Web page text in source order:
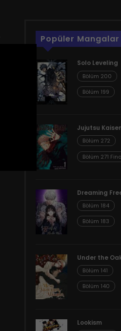
Popüler Mangalar
Solo Leveling
Bölüm 200
Bölüm 199
Jujutsu
Bölüm 272
Bölüm 271
Dreaming
Bölüm 184
Bölüm 183
Under the
Bölüm 141
Bölüm 140
Lookism